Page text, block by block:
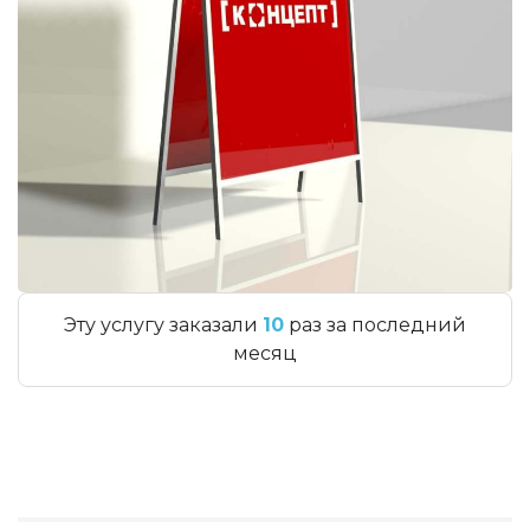
Эту услугу заказали 10 раз за последний
месяц